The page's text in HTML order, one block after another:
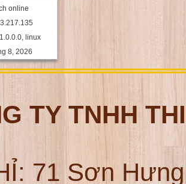
online
linux
8, 2026
TY TNHH
71 Sơn